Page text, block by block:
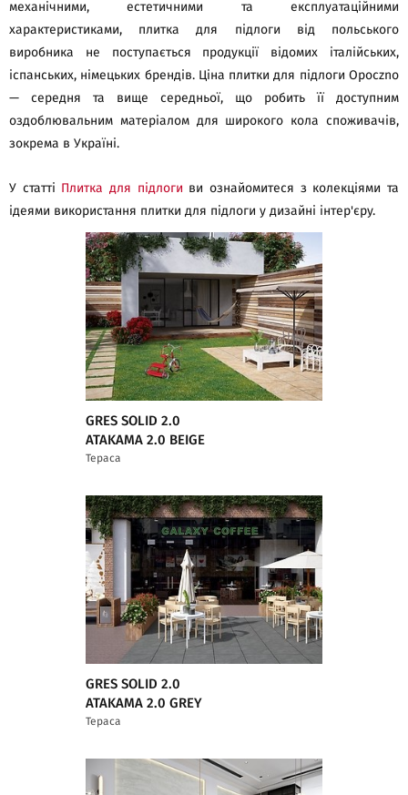
механічними, естетичними та експлуатаційними
характеристиками, плитка для підлоги від польського
виробника не поступається продукції відомих італійських,
іспанських, німецьких брендів. Ціна плитки для підлоги Opoczno
— середня та вище середньої, що робить її доступним
оздоблювальним матеріалом для широкого кола споживачів,
зокрема в Україні.
У статті Плитка для підлоги ви ознайомитеся з колекціями та
ідеями використання плитки для підлоги у дизайні інтер'єру.
GRES SOLID 2.0
ATAKAMA 2.0 BEIGE
Тераса
GRES SOLID 2.0
ATAKAMA 2.0 GREY
Тераса